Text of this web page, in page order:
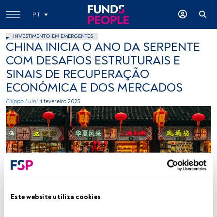
Este website utiliza cookies
PT
INVESTIMENTO EM EMERGENTES
CHINA INICIA O ANO DA SERPENTE
COM DESAFIOS ESTRUTURAIS E
SINAIS DE RECUPERAÇÃO
ECONÓMICA E DOS MERCADOS
Filippo Luini 4 fevereiro 2025